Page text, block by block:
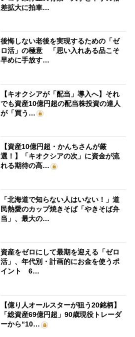
差拡大に拍車…
後悔しない老後を実現するための「ゼ
ロ活」の極意 「思い入れある品こそ
早めに手放す…
【キオクシアが「配当」導入へ】それ
でも資産10億円超の配当株投資の達人
が「買う…
【資産10億円超・かんちさんが厳
選！】「キオクシアの次」に資金が流
れる期待の高…
「北海道で知らない人はいない！」道
民熱愛のカップ焼きそば「やきそば弁
当」、最大の…
資産をゼロにして最期を迎える「ゼロ
活」、年代別・計画的にお金を使うポ
イント 6…
【億り人オールスターが狙う20銘柄】
「総資産69億円超」90歳現役トレーダ
ーから“10…